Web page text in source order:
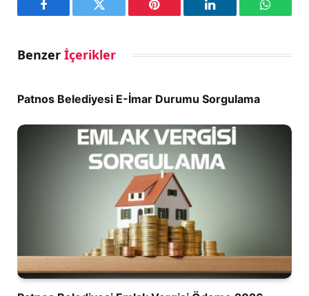
Facebook Twitter Pinterest LinkedIn
Benzer İçerikler
Patnos Belediyesi E-İmar Durumu Sorgulama